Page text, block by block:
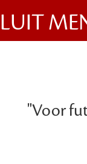
"Voor